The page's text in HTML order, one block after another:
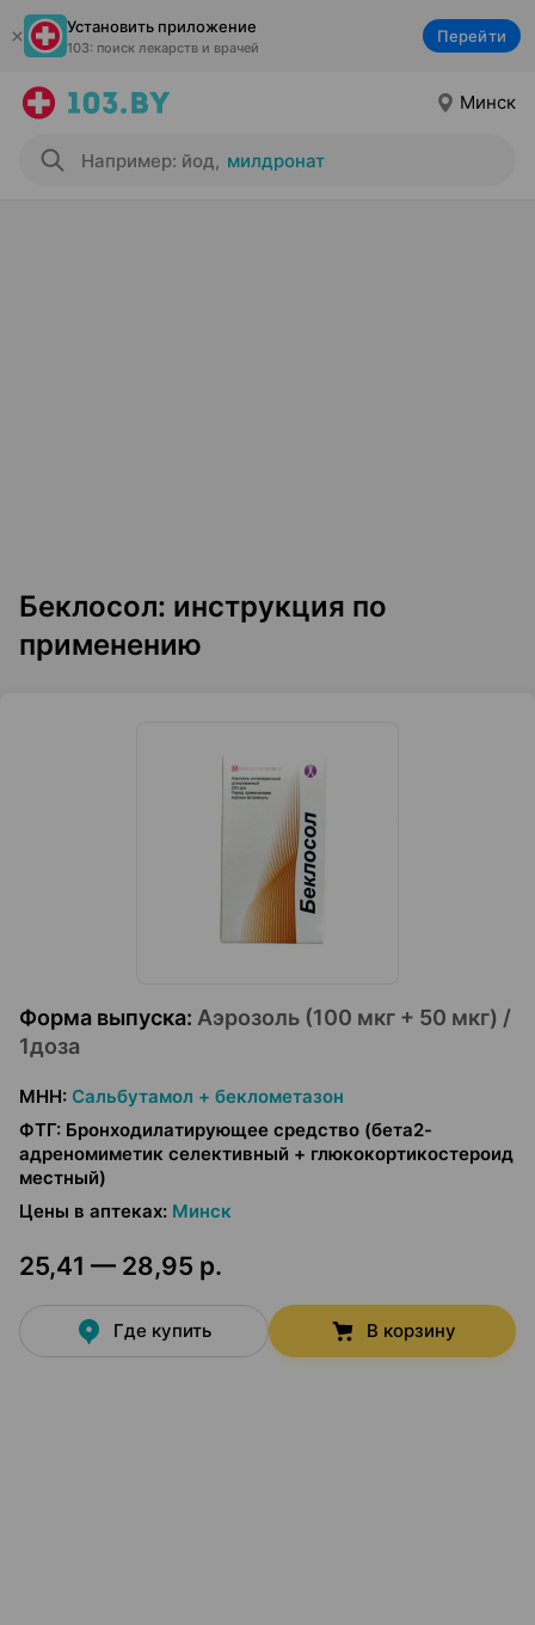
Установить приложение
103: поиск лекарств и врачей
Перейти
Минск
Например: йод, милдронат
Беклосол: инструкция по
применению
Форма выпуска: Аэрозоль (100 мкг + 50 мкг) /
1доза
МНН: Сальбутамол + беклометазон
ФТГ: Бронходилатирующее средство (бета2-
адреномиметик селективный + глюкокортикостероид
местный)
Цены в аптеках: Минск
25,41 — 28,95 р.
Где купить В корзину